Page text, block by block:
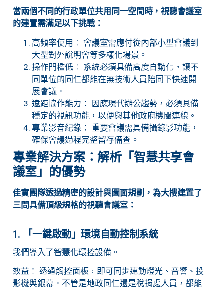
當兩個不同的行政單位共用同一空間時，視聽會議室
的建置需滿足以下挑戰：
高頻率使用： 會議室需應付從內部小型會議到
大型對外說明會等多樣化場景。
操作門檻低： 系統必須具備高度自動化，讓不
同單位的同仁都能在無技術人員陪同下快速開
展會議。
遠距協作能力： 因應現代辦公趨勢，必須具備
穩定的視訊功能，以便與其他政府機關連線。
專業影音紀錄： 重要會議需具備攝錄影功能，
確保會議過程完整留存備查。
專業解決方案：解析「智慧共享會
議室」的優勢
佳實團隊透過精密的設計與圖面規劃，為大樓建置了
三間具備頂級規格的視聽會議室：
1. 「一鍵啟動」環境自動控制系統
我們導入了智慧化環控設備。
效益： 透過觸控面板，即可同步連動燈光、音響、投
影機與銀幕。不管是地政同仁還是稅捐處人員，都能